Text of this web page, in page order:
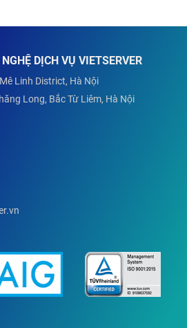
DỊCH VỤ VIETSERVER
Linh District, Hà Nội
Long, Bắc Từ Liêm, Hà Nội